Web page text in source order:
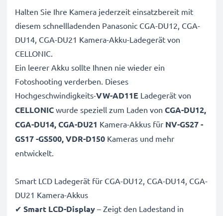
Halten Sie Ihre Kamera jederzeit einsatzbereit mit
diesem schnellladenden Panasonic CGA-DU12, CGA-
DU14, CGA-DU21 Kamera-Akku-Ladegerät von
CELLONIC.
Ein leerer Akku sollte Ihnen nie wieder ein
Fotoshooting verderben. Dieses
Hochgeschwindigkeits-VW-AD11E Ladegerät von
CELLONIC wurde speziell zum Laden von CGA-DU12,
CGA-DU14, CGA-DU21 Kamera-Akkus für NV-GS27 -
GS17 -GS500, VDR-D150 Kameras und mehr
entwickelt.
Smart LCD Ladegerät für CGA-DU12, CGA-DU14, CGA-
DU21 Kamera-Akkus
✔ Smart LCD-Display – Zeigt den Ladestand in